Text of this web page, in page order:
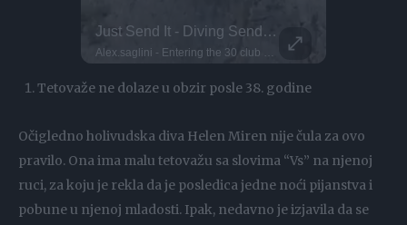
Just Send It - Diving Sends Of The Week!
Alex.saglini - Entering the 30 club with this one
Tetovaže ne dolaze u obzir posle 38. godine
Očigledno holivudska diva Helen Miren nije čula za ovo
pravilo. Ona ima malu tetovažu sa slovima “Vs” na njenoj
ruci, za koju je rekla da je posledica jedne noći pijanstva i
pobune u njenoj mladosti. Ipak, nedavno je izjavila da se